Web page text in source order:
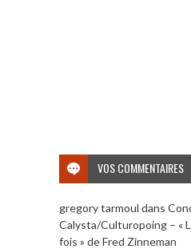
VOS COMMENTAIRES
gregory tarmoul dans
Calysta/Culturopoing – «
fois » de Fred Zinneman